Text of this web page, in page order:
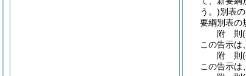
う。)別表
要綱別表の
附 則
この告示は
附 則
この告示は